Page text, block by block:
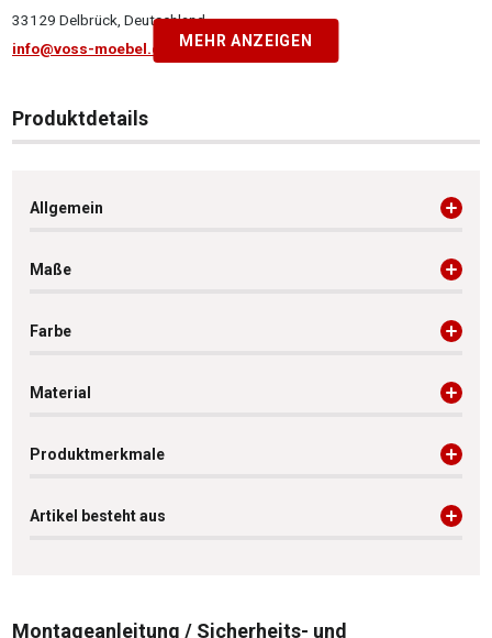
33129 Delbrück, Deutschland
info@voss-moebel.de
MEHR ANZEIGEN
Produktdetails
Allgemein
Maße
Farbe
Material
Produktmerkmale
Artikel besteht aus
Montageanleitung / Sicherheits- und